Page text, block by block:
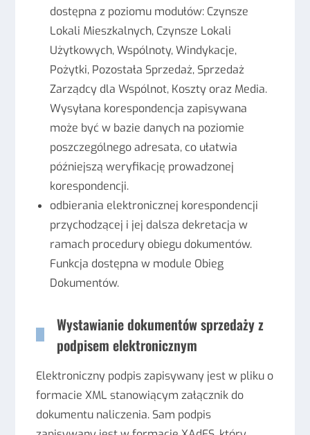
dostępna z poziomu modułów: Czynsze
Lokali Mieszkalnych, Czynsze Lokali
Użytkowych, Wspólnoty, Windykacje,
Pożytki, Pozostała Sprzedaż, Sprzedaż
Zarządcy dla Wspólnot, Koszty oraz Media.
Wysyłana korespondencja zapisywana
może być w bazie danych na poziomie
poszczególnego adresata, co ułatwia
późniejszą weryfikację prowadzonej
korespondencji.
odbierania elektronicznej korespondencji
przychodzącej i jej dalsza dekretacja w
ramach procedury obiegu dokumentów.
Funkcja dostępna w module Obieg
Dokumentów.
Wystawianie dokumentów sprzedaży z
podpisem elektronicznym
Elektroniczny podpis zapisywany jest w pliku o
formacie XML stanowiącym załącznik do
dokumentu naliczenia. Sam podpis